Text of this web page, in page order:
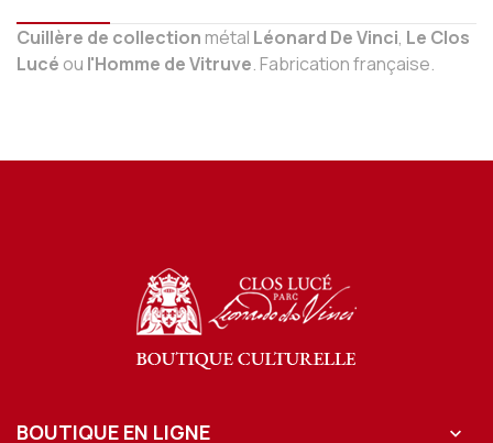
Cuillère de collection métal Léonard De Vinci, Le Clos
Lucé ou l'Homme de Vitruve. Fabrication française.
BOUTIQUE EN LIGNE 